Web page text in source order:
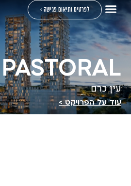
לפרטים ותיאום פגישה >
PASTORAL
עין כרם
עוד על הפרויקט >